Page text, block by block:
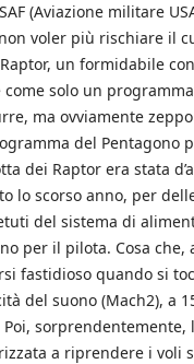
(Aviazione militare
voler più rischiare il
un formidabile
solo un
ma ovviamente
del Pentagono
dei Raptor era stata
lo scorso anno, per
del sistema di
per il pilota. Cosa che,
fastidioso quando si
del suono (Mach2), a
sorprendentemente,
a riprendere i voli